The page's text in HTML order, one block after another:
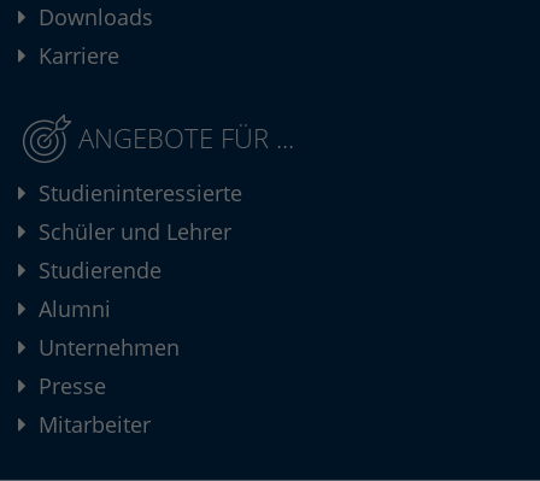
Downloads
Karriere
ANGEBOTE FÜR ...
Studieninteressierte
Schüler und Lehrer
Studierende
Alumni
Unternehmen
Presse
Mitarbeiter